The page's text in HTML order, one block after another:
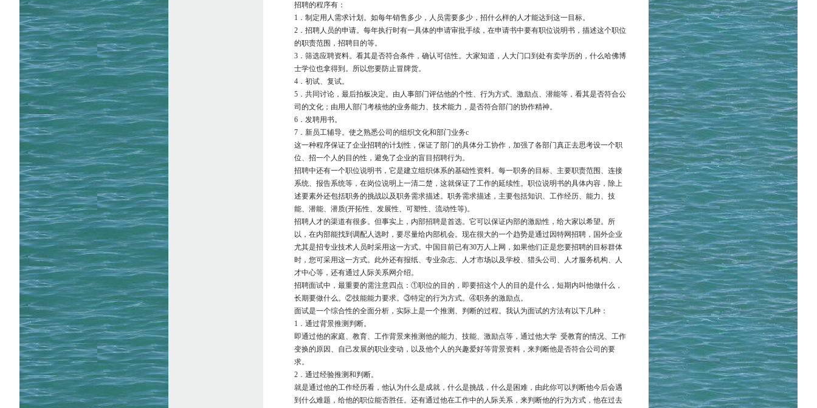
招聘的程序有：
1．制定用人需求计划。如每年销售多少，人员需要多少，招什么样的人才能达到这一目标。
2．招聘人员的申请。每年执行时有一具体的申请审批手续，在申请书中要有职位说明书，描述这个职位
的职责范围，招聘目的等。
3．筛选应聘资料。看其是否符合条件，确认可信性。大家知道，人大门口到处有卖学历的，什么哈佛博
士学位也拿得到。所以您要防止冒牌货。
4．初试、复试。
5．共同讨论，最后拍板决定。由人事部门评估他的个性、行为方式、激励点、潜能等，看其是否符合公
司的文化；由用人部门考核他的业务能力、技术能力，是否符合部门的协作精神。
6．发聘用书。
7．新员工辅导。使之熟悉公司的组织文化和部门业务c
这一种程序保证了企业招聘的计划性，保证了部门的具体分工协作，加强了各部门真正去思考设一个职
位、招一个人的目的性，避免了企业的盲目招聘行为。
招聘中还有一个职位说明书，它是建立组织体系的基础性资料。每一职务的目标、主要职责范围、连接
系统、报告系统等，在岗位说明上一清二楚，这就保证了工作的延续性。职位说明书的具体内容，除上
述要素外还包括职务的挑战以及职务需求描述。职务需求描述，主要包括知识、工作经历、能力、技
能、潜能、潜质(开拓性、发展性、可塑性、流动性等)。
招聘人才的渠道有很多。但事实上，内部招聘是首选。它可以保证内部的激励性，给大家以希望。所
以，在内部能找到调配人选时，要尽量给内部机会。现在很大的一个趋势是通过因特网招聘，国外企业
尤其是招专业技术人员时采用这一方式。中国目前已有30万人上网，如果他们正是您要招聘的目标群体
时，您可采用这一方式。此外还有报纸、专业杂志、人才市场以及学校、猎头公司、人才服务机构、人
才中心等，还有通过人际关系网介绍。
招聘面试中，最重要的需注意四点：①职位的目的，即要招这个人的目的是什么，短期内叫他做什么，
长期要做什么。②技能能力要求。③特定的行为方式。④职务的激励点。
面试是一个综合性的全面分析，实际上是一个推测、判断的过程。我认为面试的方法有以下几种：
1．通过背景推测判断。
即通过他的家庭、教育、工作背景来推测他的能力、技能、激励点等，通过他大学 受教育的情况、工作
变换的原因、自己发展的职业变动，以及他个人的兴趣爱好等背景资料，来判断他是否符合公司的要
求。
2．通过经验推测和判断。
就是通过他的工作经历看，他认为什么是成就，什么是挑战，什么是困难，由此你可以判断他今后会遇
到什么难题，给他的职位能否胜任。还有通过他在工作中的人际关系，来判断他的行为方式，他在过去